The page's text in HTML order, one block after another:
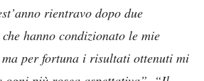
rientravo dopo due
hanno condizionato le mie
per fortuna i risultati ottenuti mi